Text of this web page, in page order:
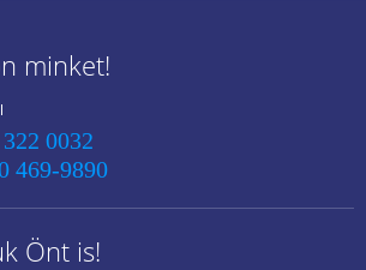
minket!
0032
469-9890
Önt is!